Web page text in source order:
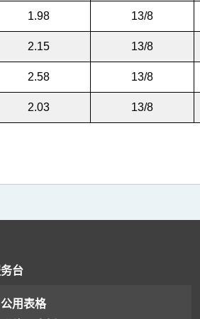
1.98 13/8
2.15 13/8
2.58 13/8
2.03 13/8
台
公用表格